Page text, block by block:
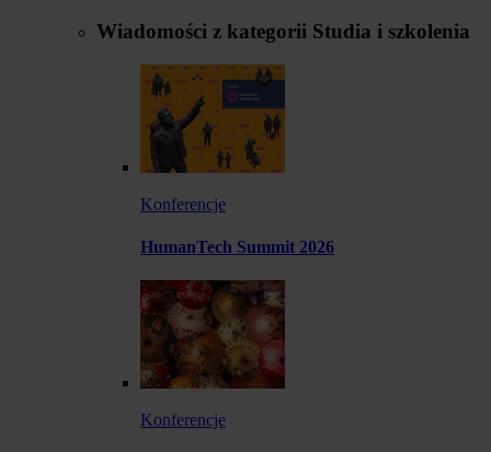
Wiadomości z kategorii Studia i szkolenia
Konferencje
HumanTech Summit 2026
Konferencje